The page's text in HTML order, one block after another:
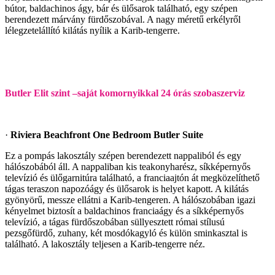
bútor, baldachinos ágy, bár és ülősarok található, egy szépen
berendezett márvány fürdőszobával. A nagy méretű erkélyről
lélegzetelállító kilátás nyílik a Karib-tengerre.
Butler Elit szint –saját komornyikkal 24 órás szobaszerviz
· Riviera Beachfront One Bedroom Butler Suite
Ez a pompás lakosztály szépen berendezett nappaliból és egy
hálószobából áll. A nappaliban kis teakonyharész, síkképernyős
televízió és ülőgarnitúra található, a franciaajtón át megközelíthető
tágas teraszon napozóágy és ülősarok is helyet kapott. A kilátás
gyönyörű, messze ellátni a Karib-tengeren. A hálószobában igazi
kényelmet biztosít a baldachinos franciaágy és a síkképernyős
televízió, a tágas fürdőszobában süllyesztett római stílusú
pezsgőfürdő, zuhany, két mosdókagyló és külön sminkasztal is
található. A lakosztály teljesen a Karib-tengerre néz.